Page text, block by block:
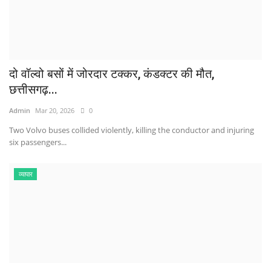
दो वॉल्वो बसों में जोरदार टक्कर, कंडक्टर की मौत,
छत्तीसगढ़...
Admin Mar 20, 2026 0
Two Volvo buses collided violently, killing the conductor and injuring
six passengers...
व्यापार